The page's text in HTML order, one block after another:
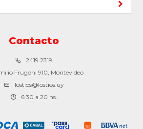
Contacto
2419 2319
Frugoni 910, Montevideo
lostios@lostios.uy
6:30 a 20 hs.